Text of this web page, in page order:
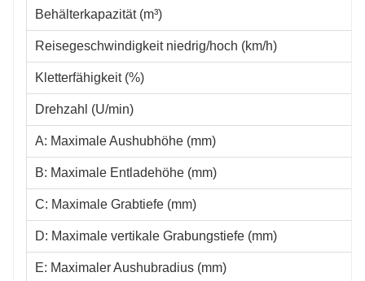
Behälterkapazität (m³)
Reisegeschwindigkeit niedrig/hoch (km/h)
Kletterfähigkeit (%)
Drehzahl (U/min)
A: Maximale Aushubhöhe (mm)
B: Maximale Entladehöhe (mm)
C: Maximale Grabtiefe (mm)
D: Maximale vertikale Grabungstiefe (mm)
E: Maximaler Aushubradius (mm)